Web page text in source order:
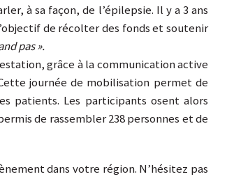
à sa façon, de l’épilepsie. Il y a 3 ans
de récolter des fonds et soutenir
pas ».
grâce à la communication active
journée de mobilisation permet de
patients. Les participants osent alors
de rassembler 238 personnes et de
dans votre région. N’hésitez pas